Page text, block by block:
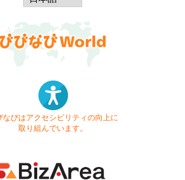
なびはアクセシビリティの向上に
取り組んでいます。